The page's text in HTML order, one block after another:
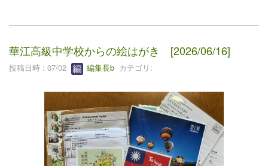
華江高級中学校からの絵はがき [2026/06/16]
投稿日時 : 07/02 編集長b カテゴリ: